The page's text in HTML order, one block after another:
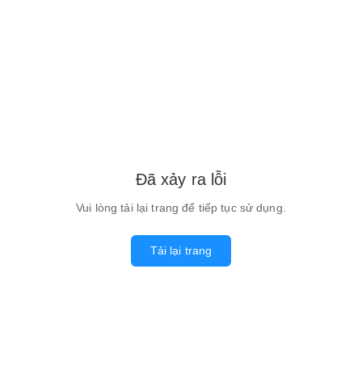
Đã xảy ra lỗi
Vui lòng tải lại trang để tiếp tục sử dụng.
Tải lại trang